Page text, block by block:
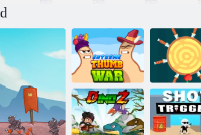
Extremer
Daumen-Krieg
Messer Hit
Online